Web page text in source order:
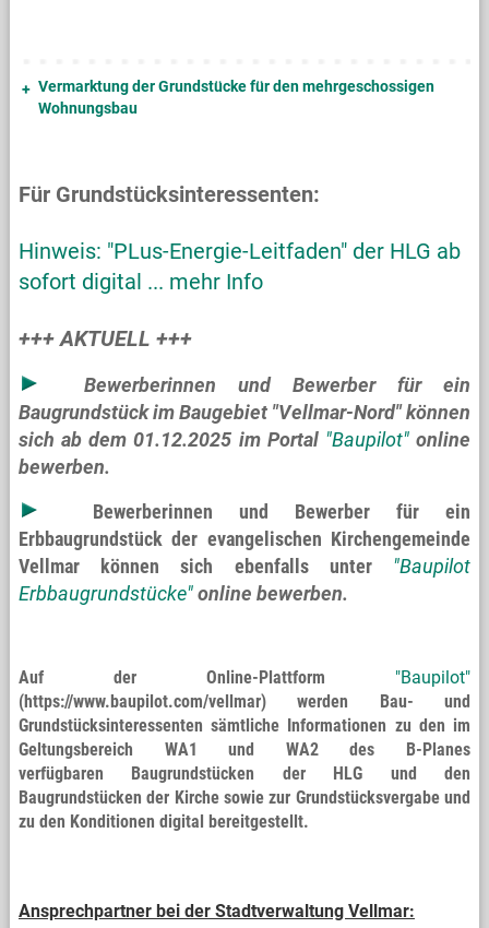
Vermarktung der Grundstücke für den mehrgeschossigen
Wohnungsbau
Für Grundstücksinteressenten:
Hinweis: "PLus-Energie-Leitfaden" der HLG ab
sofort digital ... mehr Info
+++ AKTUELL +++
Bewerberinnen und Bewerber für ein
Baugrundstück im Baugebiet "Vellmar-Nord" können
sich ab dem 01.12.2025 im Portal "Baupilot"online
bewerben.
Bewerberinnen und Bewerber für ein
Erbbaugrundstück der evangelischen Kirchengemeinde
Vellmar können sich ebenfalls unter "Baupilot
Erbbaugrundstücke"online bewerben.
Auf der Online-Plattform "Baupilot"
(https://www.baupilot.com/vellmar) werden Bau- und
Grundstücksinteressenten sämtliche Informationen zu den im
Geltungsbereich WA1 und WA2 des B-Planes
verfügbaren Baugrundstücken der HLG und den
Baugrundstücken der Kirche sowie zur Grundstücksvergabe und
zu den Konditionen digital bereitgestellt.
Ansprechpartner bei der Stadtverwaltung Vellmar: